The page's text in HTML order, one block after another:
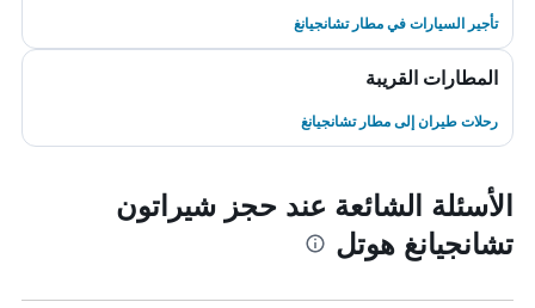
تأجير السيارات في مطار تشانجيانغ
المطارات القريبة
رحلات طيران إلى مطار تشانجيانغ
الأسئلة الشائعة عند حجز شيراتون
تشانجيانغ هوتل